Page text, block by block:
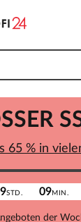
STD. 09MIN.
der
65 % in